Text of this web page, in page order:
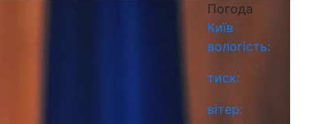
Погода
Київ
вологість:
тиск:
вітер: